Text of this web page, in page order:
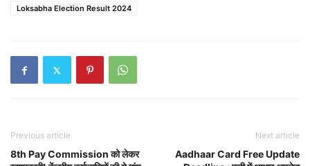
Loksabha Election Result 2024
Previous article
8th Pay Commission को लेकर
Next article
Aadhaar Card Free Update